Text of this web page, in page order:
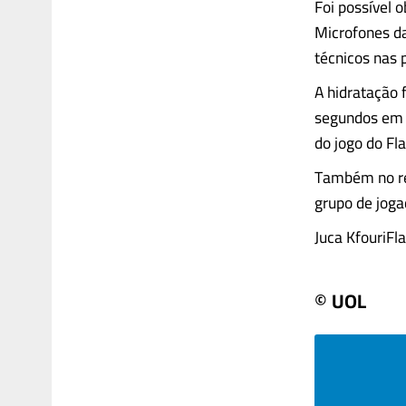
Foi possível
Microfones
técnicos nas
A hidratação
segundos
do jogo do
Também no
grupo de
Juca
© UOL